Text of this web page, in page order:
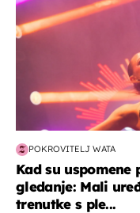
POKROVITELJ WATA
Kad su uspomene
gledanje: Mali
trenutke s ple...